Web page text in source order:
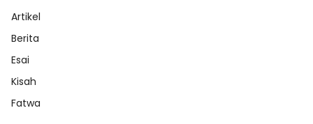
Artikel
Berita
Esai
Kisah
Fatwa